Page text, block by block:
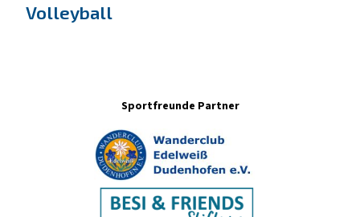
Volleyball
Sportfreunde Partner